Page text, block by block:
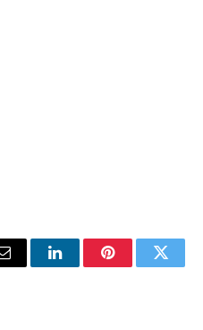
Email LinkedInPinterest